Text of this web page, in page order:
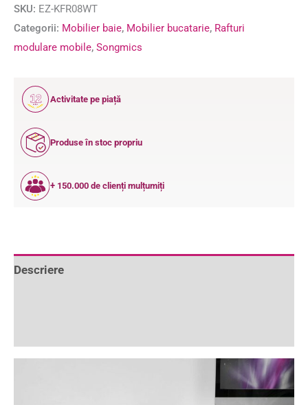
SKU: EZ-KFR08WT
Categorii: Mobilier baie, Mobilier bucatarie, Rafturi
modulare mobile, Songmics
12
ANI
Activitate pe piață
Produse în stoc propriu
+ 150.000 de clienți mulțumiți
Descriere